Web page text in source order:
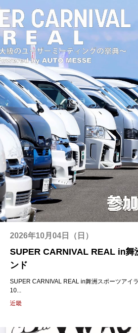
2026年10月04日（日）
SUPER CARNIVAL REAL in舞
ンド
SUPER CARNIVAL REAL in舞洲スポーツアイ
10...
近畿